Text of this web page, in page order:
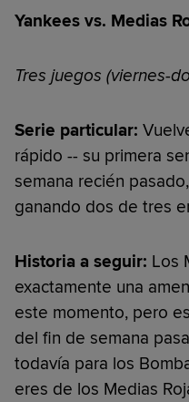
Yankees vs. Medias
Tres juegos (viernes-
Serie particular:
rápido -- su primera
semana recién
ganando dos de tres
Historia a seguir: Los
exactamente una
este momento, pero
del fin de semana
todavía para los
eres de los Medias